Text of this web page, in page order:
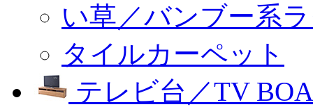
い草／バンブー系
タイルカーペット
テレビ台／TV